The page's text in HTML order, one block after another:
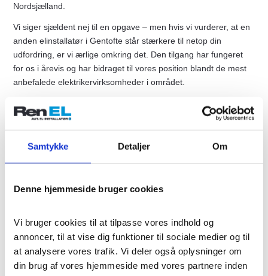
Samtykke Detaljer Om
Denne hjemmeside bruger cookies
Vi bruger cookies til at tilpasse vores indhold og
annoncer, til at vise dig funktioner til sociale medier og til
at analysere vores trafik. Vi deler også oplysninger om
din brug af vores hjemmeside med vores partnere inden
Nordsjælland.
Vi siger sjældent nej til en opgave – men hvis vi vurderer, at en
anden elinstallatør i Gentofte står stærkere til netop din
udfordring, er vi ærlige omkring det. Den tilgang har fungeret
for os i årevis og har bidraget til vores position blandt de mest
anbefalede elektrikervirksomheder i området.
Elektriker Gentofte med gode
anmeldelser, erfaring og priser
uden overraskelser
2023, Årets Elite Håndværker 2023 og finalepladser til Årets
kvalitet og service giver resultat. Flere end 380 anmeldelser og
høj kundetilfredshed understreger, at man kan kombinere godt
håndværk, god dialog og priser uden ubehagelige
overraskelser.